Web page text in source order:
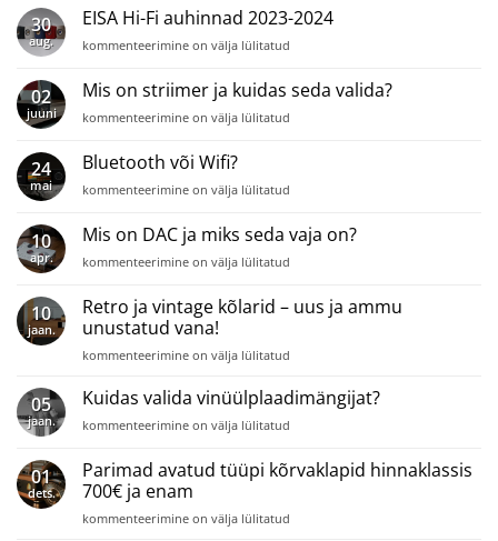
teleri
heli?
30
aug.
EISA Hi-Fi auhinnad 2023-2024
EISA
Fi
auhinnad
2023-
kommenteerimine on välja lülitatud
02
juuni
Mis on striimer ja kuidas seda valida?
Mis
striimer
ja
kuidas
valida?
kommenteerimine on välja lülitatud
24
mai
Bluetooth või Wifi?
Bluetooth
Wifi?
kommenteerimine on välja lülitatud
10
apr.
Mis on DAC ja miks seda vaja on?
Mis
DAC
ja
miks
seda
on?
kommenteerimine on välja lülitatud
10
jaan.
Retro ja vintage kõlarid – uus ja ammu
unustatud vana!
Retro
vintage
–
ja
ammu
unustatud
vana!
kommenteerimine on välja lülitatud
05
jaan.
Kuidas valida vinüülplaadimängijat?
Kuidas
vinüülplaadimängijat?
kommenteerimine on välja lülitatud
01
dets.
Parimad avatud tüüpi kõrvaklapid hinnaklassis
700€ ja enam
Parimad
kommenteerimine on välja lülitatud